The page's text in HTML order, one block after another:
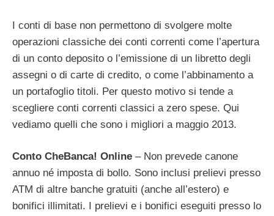
I conti di base non permettono di svolgere molte
operazioni classiche dei conti correnti come l’apertura
di un conto deposito o l’emissione di un libretto degli
assegni o di carte di credito, o come l’abbinamento a
un portafoglio titoli. Per questo motivo si tende a
scegliere conti correnti classici a zero spese. Qui
vediamo quelli che sono i migliori a maggio 2013.
Conto CheBanca! Online – Non prevede canone
annuo né imposta di bollo. Sono inclusi prelievi presso
ATM di altre banche gratuiti (anche all’estero) e
bonifici illimitati. I prelievi e i bonifici eseguiti presso lo